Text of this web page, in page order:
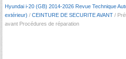
Hyundai i-20 (GB) 2014-2026 Revue Technique
extérieur) / CEINTURE DE SECURITE AVANT /
avant Procédures de réparation